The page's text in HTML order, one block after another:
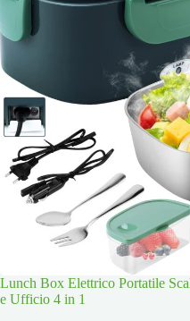
Lunch Box Elettrico Portatile
e Ufficio 4 in 1